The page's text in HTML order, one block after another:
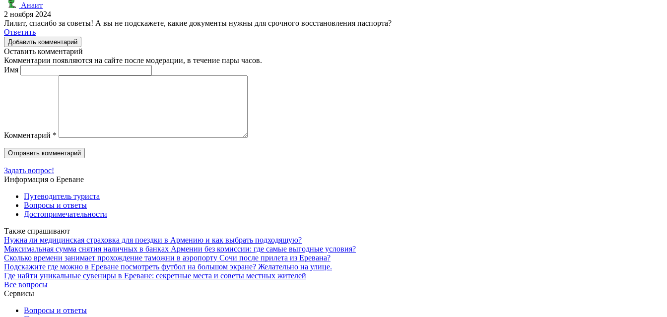
Анаит
2 ноября 2024
Лилит, спасибо за советы! А вы не подскажете, какие документы нужны для срочного восстановления паспорта?
Ответить
Добавить комментарий
Оставить комментарий
Комментарии появляются на сайте после модерации, в течение пары часов.
Имя
Комментарий *
Задать вопрос!
Информация о Ереване
Путеводитель туриста
Вопросы и ответы
Достопримечательности
Также спрашивают
Нужна ли медицинская страховка для поездки в Армению и как выбрать подходящую?
Максимальная сумма снятия наличных в банках Армении без комиссии: где самые выгодные условия?
Сколько времени занимает прохождение таможни в аэропорту Сочи после прилета из Еревана?
Подскажите где можно в Ереване посмотреть футбол на большом экране? Желательно на улице.
Где найти уникальные сувениры в Ереване: секретные места и советы местных жителей
Все вопросы
Сервисы
Вопросы и ответы